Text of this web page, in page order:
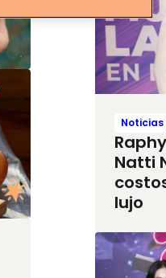
Natti
lujo